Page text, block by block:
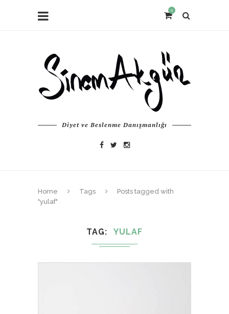
0
Diyet ve Beslenme Danışmanlığı
Home Tags
Posts tagged with
"yulaf"
TAG YULAF